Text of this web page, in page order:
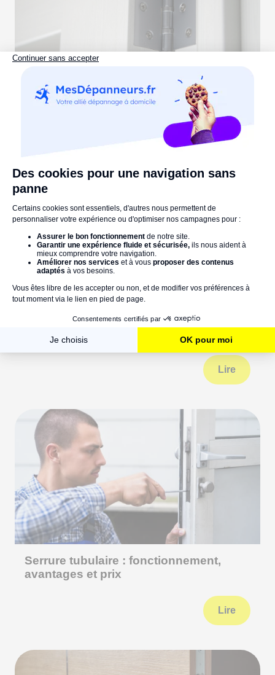
Comment réparer une charnière de
porte ?
Comment changer un treuil de volet
Lire
Serrure tubulaire : fonctionnement,
avantages et prix
Lire